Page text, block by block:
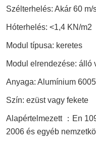
Szélterhelés: Akár 60 m/
Hóterhelés: <1,4 KN/m2
Modul típusa: keretes
Modul elrendezése: álló
Anyaga: Alumínium
Szín: ezüst vagy fekete
Alapértelmezett ： En
2006 és egyéb